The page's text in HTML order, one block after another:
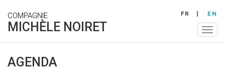
main
COMPAGNIE
MICHÈLE NOIRET
FR EN
AGENDA